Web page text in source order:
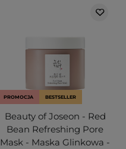
PROMOCJA BESTSELLER
Beauty of Joseon - Red
Bean Refreshing Pore
Mask - Maska Glinkowa -